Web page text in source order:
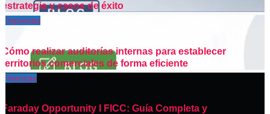
estrategia y casos de éxito
Empresas
Cómo realizar auditorías internas para establecer
territorios comerciales de forma eficiente
Finanzas
Faraday Opportunity I FICC: Guía Completa y